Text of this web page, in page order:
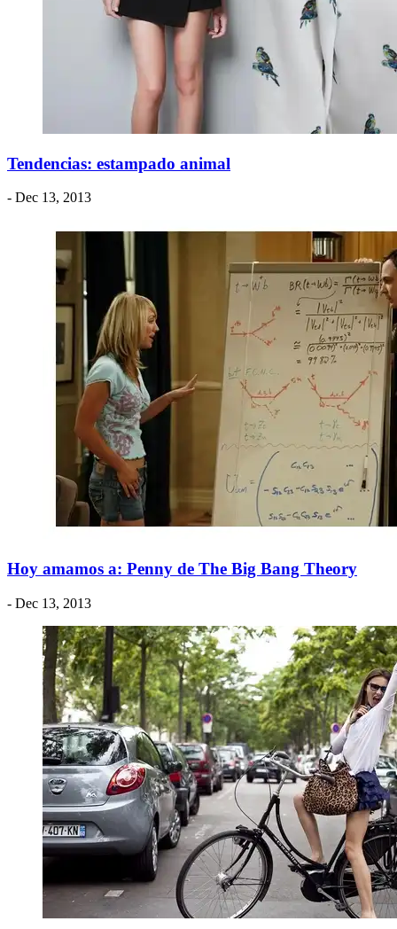
Tendencias: estampado animal
- Dec 13, 2013
Hoy amamos a: Penny de The Big Bang Theory
- Dec 13, 2013